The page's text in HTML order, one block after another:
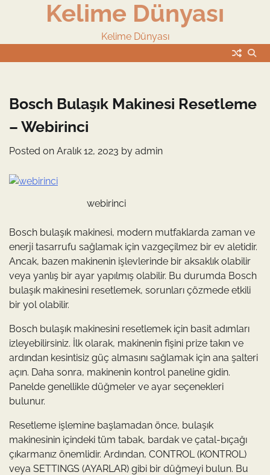
Kelime Dünyası
Kelime Dünyası
Bosch Bulaşık Makinesi Resetleme
– Webirinci
Posted on Aralık 12, 2023 by admin
webirinci
Bosch bulaşık makinesi, modern mutfaklarda zaman ve
enerji tasarrufu sağlamak için vazgeçilmez bir ev aletidir.
Ancak, bazen makinenin işlevlerinde bir aksaklık olabilir
veya yanlış bir ayar yapılmış olabilir. Bu durumda Bosch
bulaşık makinesini resetlemek, sorunları çözmede etkili
bir yol olabilir.
Bosch bulaşık makinesini resetlemek için basit adımları
izleyebilirsiniz. İlk olarak, makinenin fişini prize takın ve
ardından kesintisiz güç almasını sağlamak için ana şalteri
açın. Daha sonra, makinenin kontrol paneline gidin.
Panelde genellikle düğmeler ve ayar seçenekleri
bulunur.
Resetleme işlemine başlamadan önce, bulaşık
makinesinin içindeki tüm tabak, bardak ve çatal-bıçağı
çıkarmanız önemlidir. Ardından, CONTROL (KONTROL)
veya SETTINGS (AYARLAR) gibi bir düğmeyi bulun. Bu